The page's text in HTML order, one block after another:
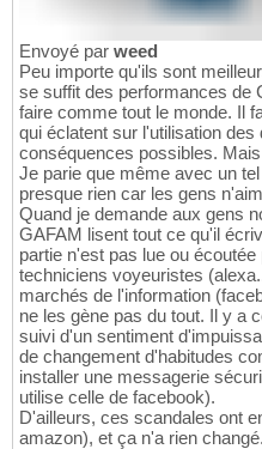
Envoyé par weed
Peu importe qu'ils sont
se suffit des performances de
faire comme tout le monde. Il
qui éclatent sur l'utilisation
conséquences possibles.
Je parie que même avec un
presque rien car les gens
Quand je demande aux gens
GAFAM lisent tout ce qu'il
partie n'est pas lue ou
techniciens voyeuristes
marchés de l'information
ne les gène pas du tout. Il y a
suivi d'un sentiment
de changement d'habitudes
installer une messagerie
utilise celle de facebook).
D'ailleurs, ces scandales ont
amazon), et ça n'a rien changé.